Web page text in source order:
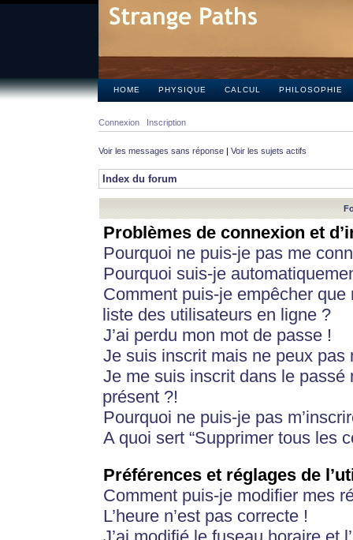
HOME PHYSIQUE CALCUL PHILOSOPHIE
Connexion Inscription
Voir les messages sans réponse | Voir les sujets actifs
Index du forum
Problèmes de connexion et
Pourquoi ne puis-je pas me
Pourquoi suis-je
Comment puis-je empêcher
liste des utilisateurs en ligne ?
J’ai perdu mon mot de passe !
Je suis inscrit mais ne peux pas
Je me suis inscrit dans le
présent ?!
Pourquoi ne puis-je pas
A quoi sert “Supprimer tous les
Préférences et réglages de
Comment puis-je modifier mes
L’heure n’est pas correcte !